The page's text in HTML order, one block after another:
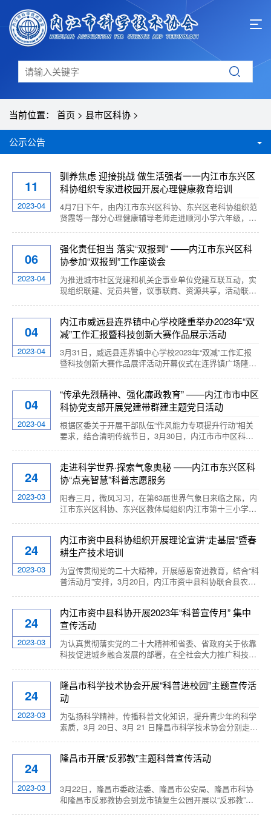
当前位置： 首页 > 县市区科协 >
公示公告
11
2023-04
驯养焦虑 迎接挑战 做生活强者一一内江市东兴区
科协组织专家进校园开展心理健康教育培训
4月7日下午，由内江市东兴区科协、东兴区老科协组织范
贤霞等一部分心理健康辅导老师走进顺河小学六年级，为
虑”问题开展的专项“送心理健康进校园”活动。 活动按预
期计划展开，由五个心理健康辅导员分别在五个教室里，
导学生们科学地认识、...
06
2023-04
强化责任担当 落实“双报到” ——内江市东兴区科
协参加“双报到”工作座谈会
为推进城市社区党建和机关企事业单位党建互联互动，实
现组织联建、党员共管，议事联商、资源共享，活动联
统计局在包联社区西林街道双星社区召开“双报到”工作座
谈会，进一步深化落实机关企事业单位党组织和在职党员
绍了双星社区基本情况及面临的问题。如辖区内...
04
2023-04
内江市威远县连界镇中心学校隆重举办2023年“双
减”工作汇报暨科技创新大赛作品展示活动
3月31日，威远县连界镇中心学校2023年“双减”工作汇报
暨科技创新大赛作品展评活动开幕仪式在连界镇广场隆重
技术协会、威远县科学技术协会以及四川省黎勇卓越校长
工作室成员单位人员等共计近百位领导、嘉宾莅临开幕式
科学素质行动规划纲要（2021-2035...
04
2023-04
“传承先烈精神、强化廉政教育” ——内江市市中区
科协党支部开展党建带群建主题党日活动
根据区委关于开展干部队伍“作风能力专项提升行动”相关
要求，结合清明传统节日，3月30日，内江市市中区科协
命先烈祭扫活动中，全体党员干部整齐列队肃立，奏唱
《中华人民共和国国歌》，区科协党支部书记范方全同志
辞，带领党员代表向革命烈士纪念碑敬献鲜花，重温入...
24
2023-03
走进科学世界·探索气象奥秘 ——内江市东兴区科
协“点亮智慧”科普志愿服务
阳春三月，微风习习，在第63届世界气象日来临之际，内
江市东兴区科协、东兴区教体局组织内江市第十三小学、
力。首先，工作人员带领学生们来到了气象科普室，同学
们刚走进气象科普室就被电脑上检测的实时气象图吸引，
特点和常见的气象。通过讲解员的讲解，同学们直观地...
24
2023-03
内江市资中县科协组织开展理论宣讲“走基层”暨春
耕生产技术培训
为宣传贯彻党的二十大精神，开展感恩奋进教育，结合“科
普活动月”安排，3月20日，内江市资中县科协联合县农业
党员群众代表、种植大户等共计50余人参加了培训。宣讲
会上，资中县科协二级主任科员、机关党支部书记温舒斌
达了全国“两会”精神。温舒斌指出，要学深悟...
24
2023-03
内江市资中县科协开展2023年“科普宣传月” 集中
宣传活动
为认真贯彻落实党的二十大精神和省委、省政府关于依靠
科技促进城乡融合发展的部署，在全社会大力推广科技成
府广场联合开展了以“创新引领 城乡融合发展”为主题的集
中科普宣传活动，县委政法委、县教育体育局、县公安局
传资料、有奖问答、发放纪念品、义...
24
2023-03
隆昌市科学技术协会开展“科普进校园”主题宣传活
动
为弘扬科学精神，传播科普文化知识，提升青少年的科学
素质，3月 20日、3月 21 日隆昌市科学技术协会分别走进
育图画，内容有社会主义核心价值观、消防安全、用电安
24
2023-03
隆昌市开展“反邪教”主题科普宣传活动
3月22日，隆昌市委政法委、隆昌市公安局、隆昌市科协
和隆昌市反邪教协会到龙市镇复生公园开展以“反邪教”工